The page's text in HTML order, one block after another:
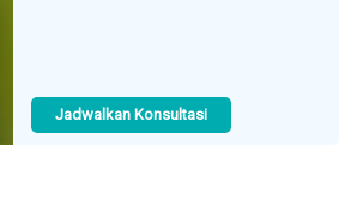
Jadwalkan Konsultasi